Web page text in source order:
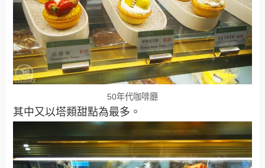
50年代咖啡廳
其中又以塔類甜點為最多。